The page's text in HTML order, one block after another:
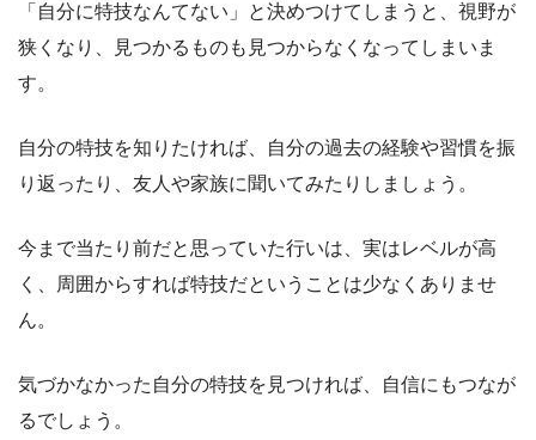
「自分に特技なんてない」と決めつけてしまうと、視野が
狭くなり、見つかるものも見つからなくなってしまいま
す。
自分の特技を知りたければ、自分の過去の経験や習慣を振
り返ったり、友人や家族に聞いてみたりしましょう。
今まで当たり前だと思っていた行いは、実はレベルが高
く、周囲からすれば特技だということは少なくありませ
ん。
気づかなかった自分の特技を見つければ、自信にもつなが
るでしょう。